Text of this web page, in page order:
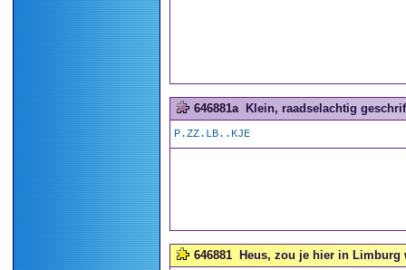
646881a Klein, raadselachtig
P.ZZ.LB..KJE
646881 Heus, zou je hier in Limburg